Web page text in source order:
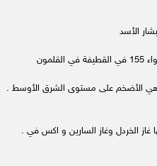
الأسد
غاز الخردل وغاز السارين و اكس في .